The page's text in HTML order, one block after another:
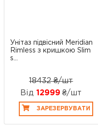
Унітаз підвісний Meridian
Rimless з кришкою Slim
s...
18432 ₴/шт
Від 12999₴/шт
ЗАРЕЗЕРВУВАТИ